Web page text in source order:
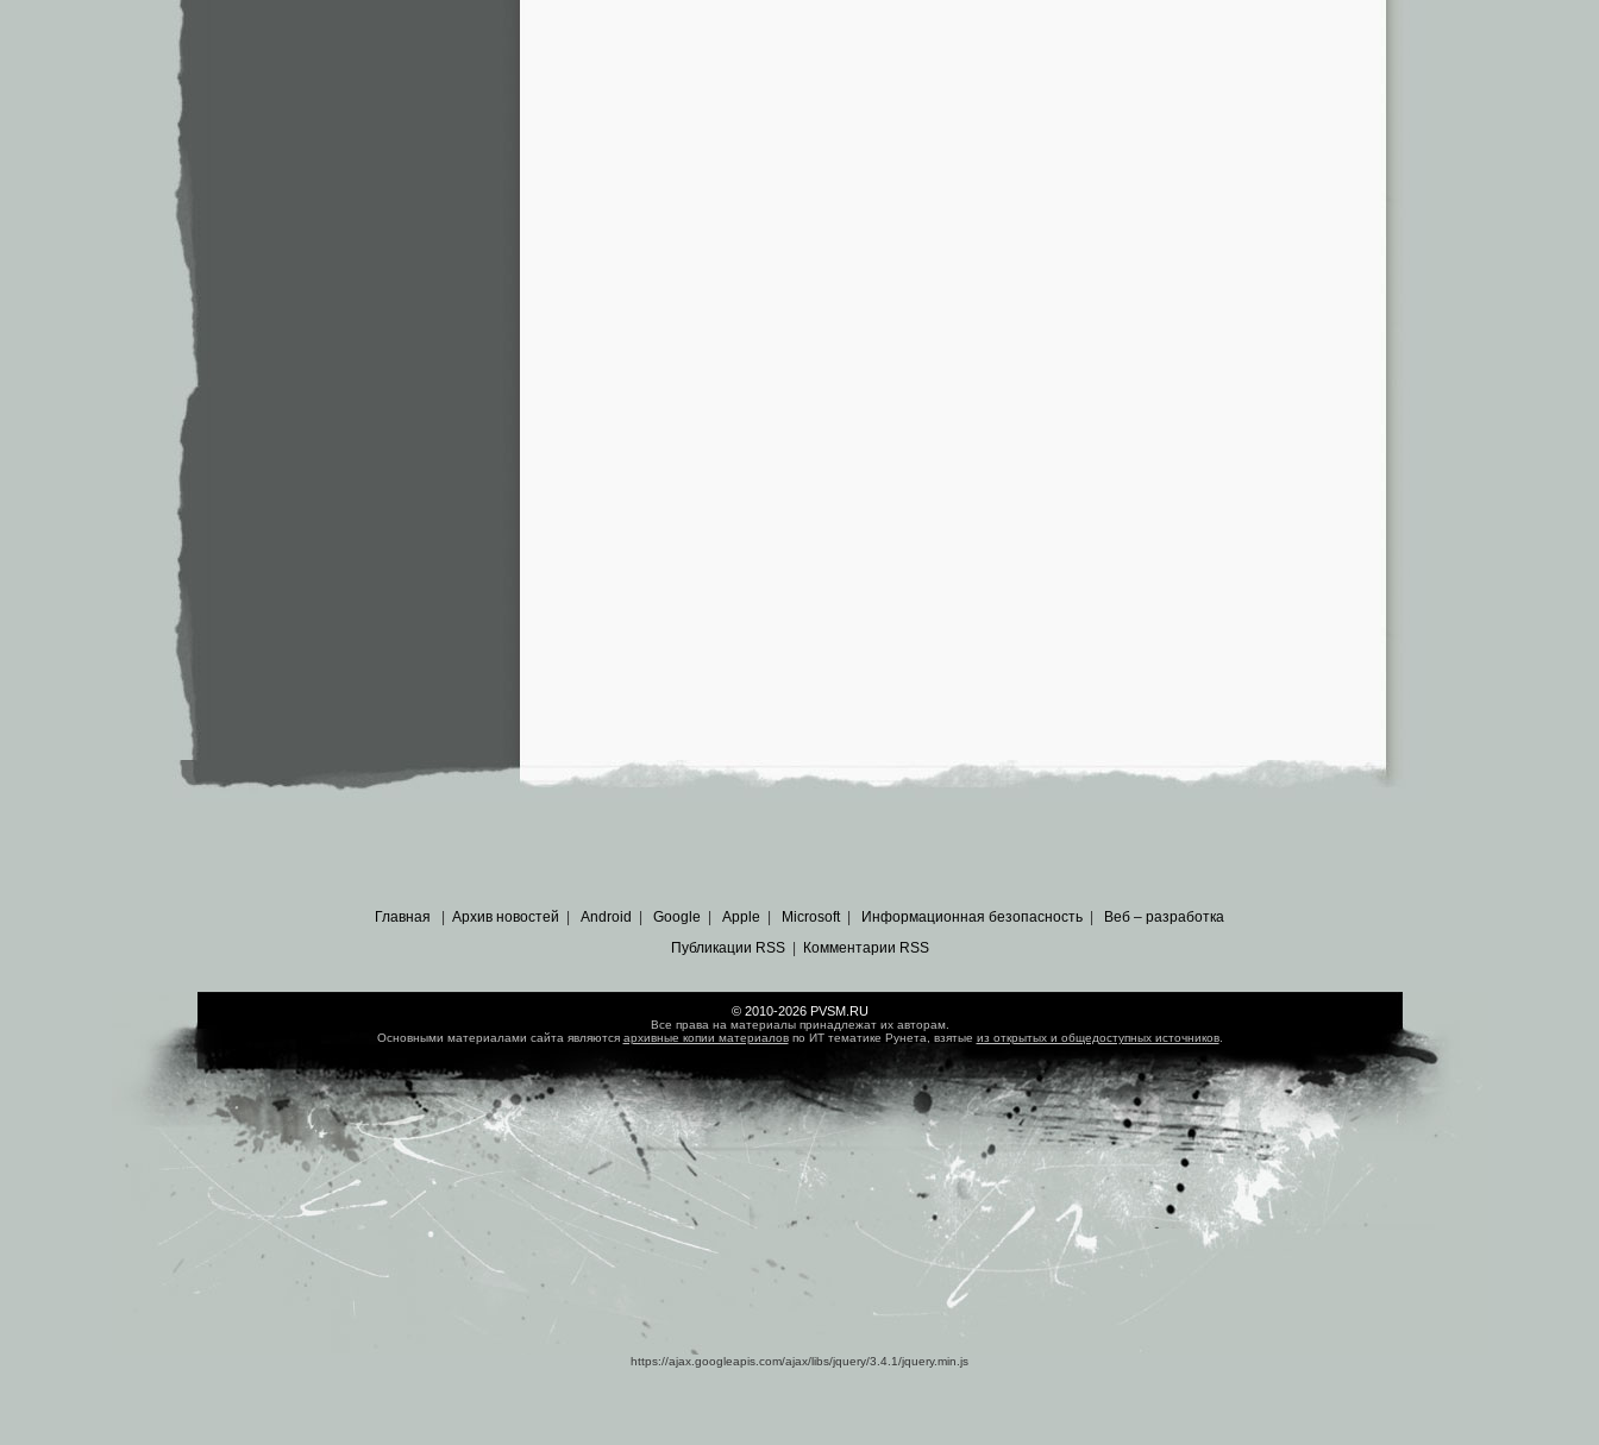
Главная Архив новостей Android Google Apple Microsoft| Информационная безопасность
Веб – разработка
Публикации RSS| Комментарии RSS
© 2010-2026 PVSM.RU
Все права на материалы принадлежат их авторам.
Основными материалами сайта являются архивные копии материаловпо ИТ тематике Рунета, взятые из открытых и общедоступных источников.
https://ajax.googleapis.com/ajax/libs/jquery/3.4.1/jquery.min.js